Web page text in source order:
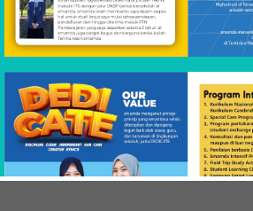
Masyarakat Desa Terharu Saat Para
Siswa datang Membawa Sembako
dan Dua Sapi
dalam "Smamda"